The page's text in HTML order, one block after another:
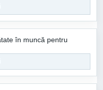
în muncă pentru